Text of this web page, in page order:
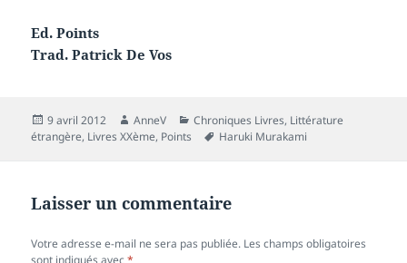
Ed. Points
Trad. Patrick De Vos
Publié
le
9 avril 2012 Auteur
AnneV Catégories
Chroniques Livres, Littérature
étrangère, Livres XXème, Points
Mots-
Haruki Murakami
Laisser un commentaire
Votre adresse e-mail ne sera pas publiée. Les champs obligatoires
sont indiqués avec*